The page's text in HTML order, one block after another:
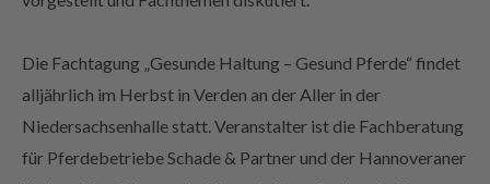
Die Fachtagung „Gesunde Haltung – Gesund Pferde“ findet
alljährlich im Herbst in Verden an der Aller in der
Niedersachsenhalle statt. Veranstalter ist die Fachberatung
für Pferdebetriebe Schade & Partner und der Hannoveraner